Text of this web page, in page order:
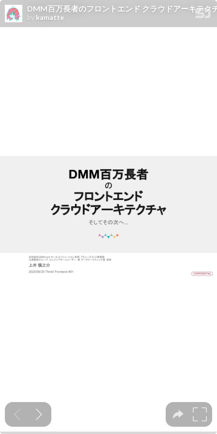
DMM百万長者のフロントエンド クラウドアーキテク
by kamatte